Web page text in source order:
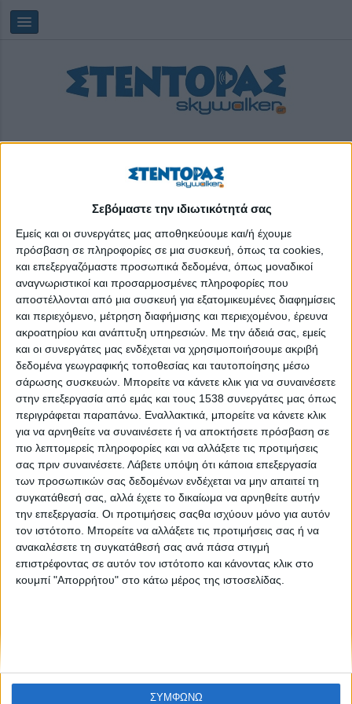
Σεβόμαστε την ιδιωτικότητά σας
Εμείς και οι συνεργάτες μας αποθηκεύουμε και/ή έχουμε
πρόσβαση σε πληροφορίες σε μια συσκευή, όπως τα cookies,
και επεξεργαζόμαστε προσωπικά δεδομένα, όπως μοναδικοί
αναγνωριστικοί και προσαρμοσμένες πληροφορίες που
αποστέλλονται από μια συσκευή για εξατομικευμένες διαφημίσεις
και περιεχόμενο, μέτρηση διαφήμισης και περιεχομένου, έρευνα
ακροατηρίου και ανάπτυξη υπηρεσιών. Με την άδειά σας, εμείς
και οι συνεργάτες μας ενδέχεται να χρησιμοποιήσουμε ακριβή
δεδομένα γεωγραφικής τοποθεσίας και ταυτοποίησης μέσω
σάρωσης συσκευών. Μπορείτε να κάνετε κλικ για να συναινέσετε
στην επεξεργασία από εμάς και τους 1538 συνεργάτες μας όπως
περιγράφεται παραπάνω. Εναλλακτικά, μπορείτε να κάνετε κλικ
για να αρνηθείτε να συναινέσετε ή να αποκτήσετε πρόσβαση σε
πιο λεπτομερείς πληροφορίες και να αλλάξετε τις προτιμήσεις
σας πριν συναινέσετε. Λάβετε υπόψη ότι κάποια επεξεργασία
των προσωπικών σας δεδομένων ενδέχεται να μην απαιτεί τη
συγκατάθεσή σας, αλλά έχετε το δικαίωμα να αρνηθείτε αυτήν
την επεξεργασία. Οι προτιμήσεις σαςθα ισχύουν μόνο για αυτόν
τον ιστότοπο. Μπορείτε να αλλάξετε τις προτιμήσεις σας ή να
ανακαλέσετε τη συγκατάθεσή σας ανά πάσα στιγμή
επιστρέφοντας σε αυτόν τον ιστότοπο και κάνοντας κλικ στο
κουμπί "Απορρήτου" στο κάτω μέρος της ιστοσελίδας.
ΣΥΜΦΩΝΩ
Δευτέρα, 10/08/2026 12:29:48
εθελοντική πρωτοβουλία
Βασίλης Σφακιανόπουλος | Save Your Hood: «Η
νοοτροπία μας φαίνεται από τα μικρά πράγματα»
None feed
CONNECT
NEWSLETTER